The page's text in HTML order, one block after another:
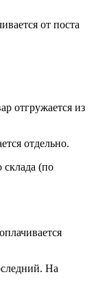
от поста
отгружается из
отдельно.
склада (по
На